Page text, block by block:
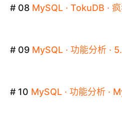
# 08 MySQL · TokuDB ·
# 09 MySQL · 功能分析 ·
# 10 MySQL · 功能分析 ·